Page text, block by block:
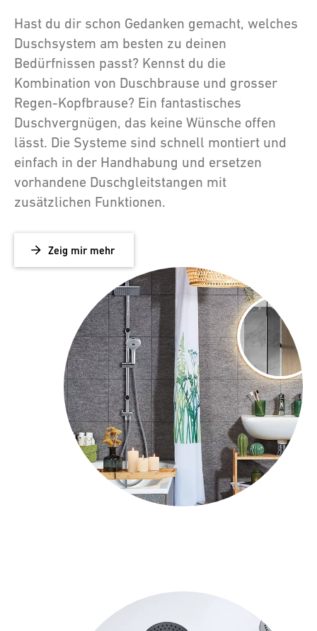
Hast du dir schon Gedanken gemacht, welches
Duschsystem am besten zu deinen
Bedürfnissen passt? Kennst du die
Kombination von Duschbrause und grosser
Regen-Kopfbrause? Ein fantastisches
Duschvergnügen, das keine Wünsche offen
lässt. Die Systeme sind schnell montiert und
einfach in der Handhabung und ersetzen
vorhandene Duschgleitstangen mit
zusätzlichen Funktionen.
Zeig mir mehr